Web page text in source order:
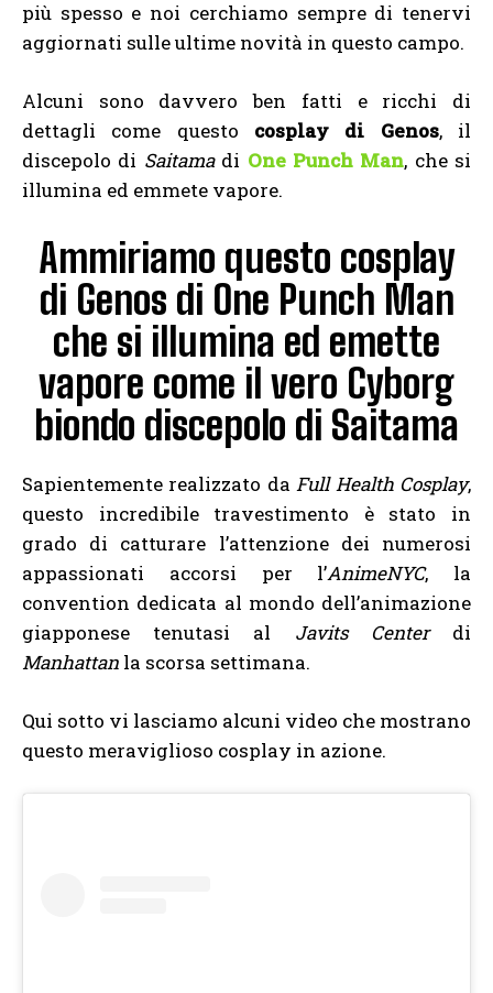
più spesso e noi cerchiamo sempre di tenervi
aggiornati sulle ultime novità in questo campo.
Alcuni sono davvero ben fatti e ricchi di
dettagli come questo cosplay di Genos, il
discepolo di Saitamadi One Punch Man, che si
illumina ed emmete vapore.
Ammiriamo questo cosplay
di Genos di One Punch Man
che si illumina ed emette
vapore come il vero Cyborg
biondo discepolo di Saitama
Sapientemente realizzato daFull Health Cosplay,
questo incredibile travestimento è stato in
grado di catturare l’attenzione dei numerosi
appassionati accorsi per l’AnimeNYC, la
convention dedicata al mondo dell’animazione
giapponese tenutasi al Javits Centerdi
Manhattan la scorsa settimana.
Qui sotto vi lasciamo alcuni video che mostrano
questo meraviglioso cosplay in azione.